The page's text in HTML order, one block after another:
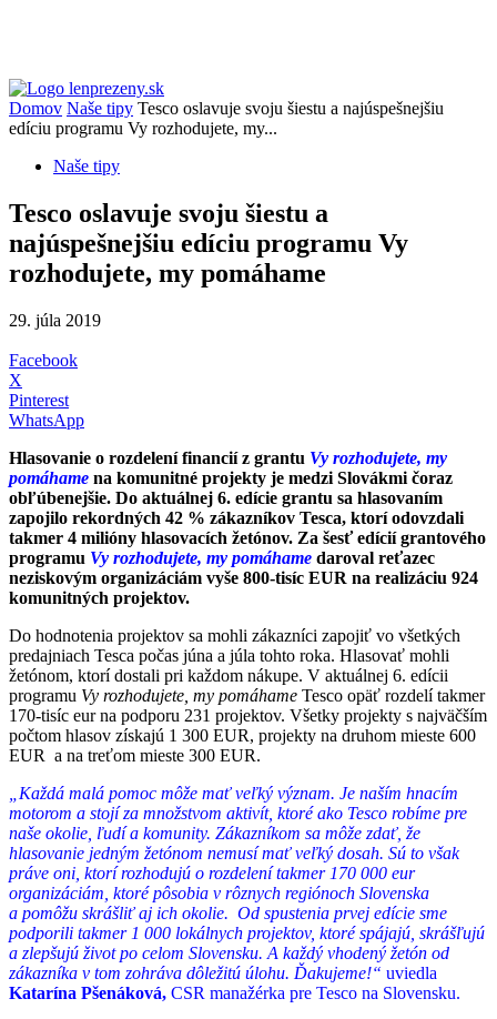
Domov Naše tipy Tesco oslavuje svoju šiestu a najúspešnejšiu
edíciu programu Vy rozhodujete, my...
Naše tipy
Tesco oslavuje svoju šiestu a
najúspešnejšiu edíciu programu Vy
rozhodujete, my pomáhame
29. júla 2019
Facebook
X
Pinterest
WhatsApp
Hlasovanie o rozdelení financií z grantu Vy rozhodujete, my
pomáhame na komunitné projekty je medzi Slovákmi čoraz
obľúbenejšie. Do aktuálnej 6. edície grantu sa hlasovaním
zapojilo rekordných 42 % zákazníkov Tesca, ktorí odovzdali
takmer 4 milióny hlasovacích žetónov. Za šesť edícií grantového
programu Vy rozhodujete, my pomáhame daroval reťazec
neziskovým organizáciám vyše 800-tisíc EUR na realizáciu 924
komunitných projektov.
Do hodnotenia projektov sa mohli zákazníci zapojiť vo všetkých
predajniach Tesca počas júna a júla tohto roka. Hlasovať mohli
žetónom, ktorí dostali pri každom nákupe. V aktuálnej 6. edícii
programu Vy rozhodujete, my pomáhame Tesco opäť rozdelí takmer
170-tisíc eur na podporu 231 projektov. Všetky projekty s najväčším
počtom hlasov získajú 1 300 EUR, projekty na druhom mieste 600
EUR a na treťom mieste 300 EUR.
„Každá malá pomoc môže mať veľký význam. Je naším hnacím
motorom a stojí za množstvom aktivít, ktoré ako Tesco robíme pre
naše okolie, ľudí a komunity. Zákazníkom sa môže zdať, že
hlasovanie jedným žetónom nemusí mať veľký dosah. Sú to však
práve oni, ktorí rozhodujú o rozdelení takmer 170 000 eur
organizáciám, ktoré pôsobia v rôznych regiónoch Slovenska
a pomôžu skrášliť aj ich okolie. Od spustenia prvej edície sme
podporili takmer 1 000 lokálnych projektov, ktoré spájajú, skrášľujú
a zlepšujú život po celom Slovensku. A každý vhodený žetón od
zákazníka v tom zohráva dôležitú úlohu. Ďakujeme!“ uviedla
Katarína Pšenáková, CSR manažérka pre Tesco na Slovensku.